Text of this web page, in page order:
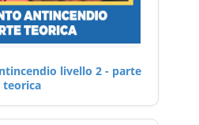
livello 2 - parte
teorica